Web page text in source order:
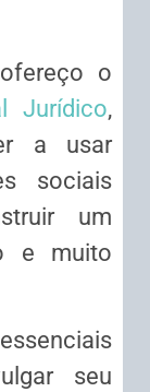
o
Jurídico,
a usar
sociais
um
e muito
seu